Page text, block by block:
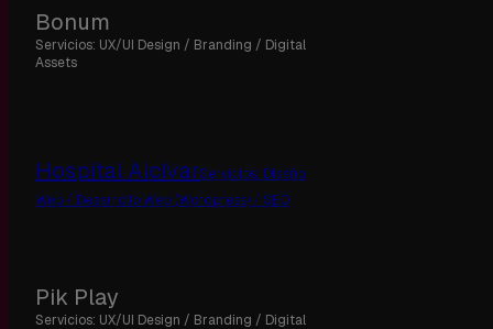
Bonum
Servicios: UX/UI Design / Branding / Digital
Assets
Hospital AlcívarServicios: Diseño
Web / Desarrollo Web (Wordpress) / SEO
Pik Play
Servicios: UX/UI Design / Branding / Digital